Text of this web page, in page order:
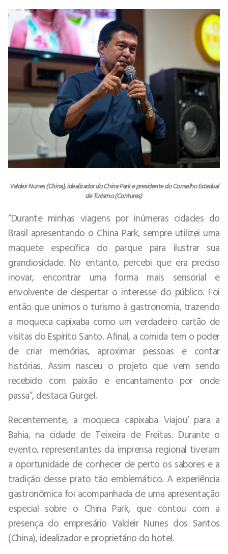
Valdeir Nunes (China), idealizador do China Park e presidente do Conselho Estadual
de Turismo (Contures)
“Durante minhas viagens por inúmeras cidades do
Brasil apresentando o China Park, sempre utilizei uma
maquete específica do parque para ilustrar sua
grandiosidade. No entanto, percebi que era preciso
inovar, encontrar uma forma mais sensorial e
envolvente de despertar o interesse do público. Foi
então que unimos o turismo à gastronomia, trazendo
a moqueca capixaba como um verdadeiro cartão de
visitas do Espírito Santo. Afinal, a comida tem o poder
de criar memórias, aproximar pessoas e contar
histórias. Assim nasceu o projeto que vem sendo
recebido com paixão e encantamento por onde
passa”, destaca Gurgel.
Recentemente, a moqueca capixaba ‘viajou’ para a
Bahia, na cidade de Teixeira de Freitas. Durante o
evento, representantes da imprensa regional tiveram
a oportunidade de conhecer de perto os sabores e a
tradição desse prato tão emblemático. A experiência
gastronômica foi acompanhada de uma apresentação
especial sobre o China Park, que contou com a
presença do empresário Valdeir Nunes dos Santos
(China), idealizador e proprietário do hotel.